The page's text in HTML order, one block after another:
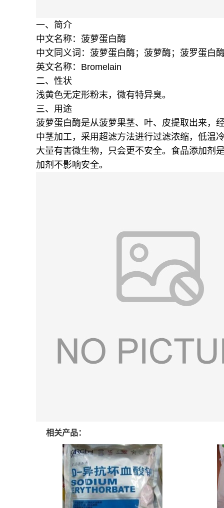
一、简介
中文名称：菠萝蛋白酶
中文同义词：菠萝蛋白酶；菠萝酶；菠罗蛋白
英文名称：Bromelain
二、性状
浅黄色无定形粉末，微有特异臭。
三、用途
菠萝蛋白酶是从菠萝果茎、叶、皮提取出来，
中茎加工，采用超滤方法进行过滤浓缩，低温
大量有害微生物，只会更不安全。食品添加剂
加剂不影响安全。
相关产品：